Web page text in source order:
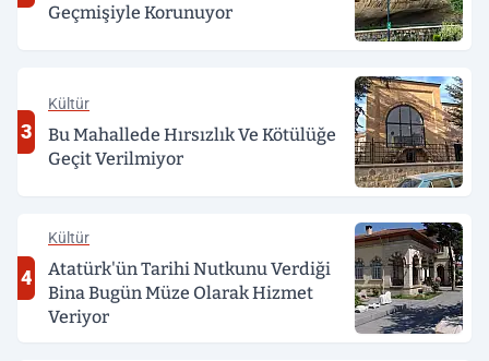
Geçmişiyle Korunuyor
3
Kültür
Bu Mahallede Hırsızlık Ve Kötülüğe
Geçit Verilmiyor
4
Kültür
Atatürk'ün Tarihi Nutkunu Verdiği
Bina Bugün Müze Olarak Hizmet
Veriyor